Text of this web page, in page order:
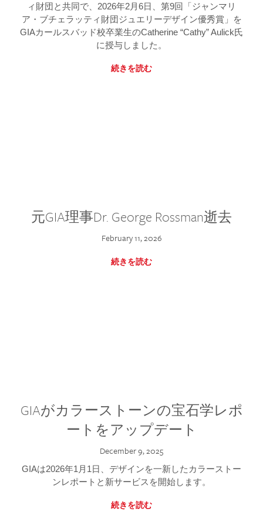
ィ財団と共同で、2026年2月6日、第9回「ジャンマリ
ア・ブチェラッティ財団ジュエリーデザイン優秀賞」を
GIAカールスバッド校卒業生のCatherine “Cathy” Aulick氏
に授与しました。
続きを読む
元GIA理事Dr. George Rossman逝去
February 11, 2026
続きを読む
GIAがカラーストーンの宝石学レポ
ートをアップデート
December 9, 2025
GIAは2026年1月1日、デザインを一新したカラーストー
ンレポートと新サービスを開始します。
続きを読む